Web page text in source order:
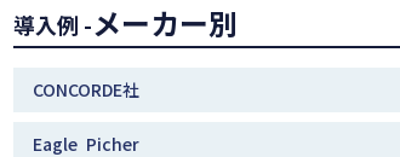
導入例 -メーカー別
CONCORDE社
Eagle Picher